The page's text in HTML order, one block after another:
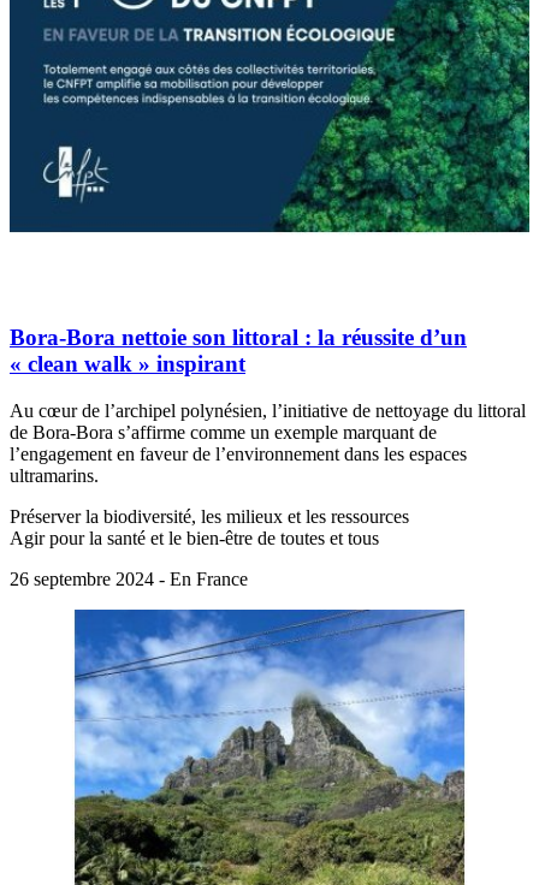
Bora-Bora nettoie son littoral : la réussite d’un
« clean walk » inspirant
Au cœur de l’archipel polynésien, l’initiative de nettoyage du littoral
de Bora-Bora s’affirme comme un exemple marquant de
l’engagement en faveur de l’environnement dans les espaces
ultramarins.
Préserver la biodiversité, les milieux et les ressources
Agir pour la santé et le bien-être de toutes et tous
26 septembre 2024 - En France